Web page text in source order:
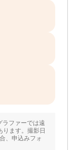
ラファーでは遠
ます。撮影日
、申込みフォ